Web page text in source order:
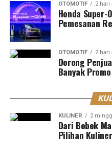
OTOMOTIF 2 hari
Honda Super-
Pemesanan
OTOMOTIF 2 hari
Dorong
Banyak
KULINER 2
Dari Bebek
Pilihan